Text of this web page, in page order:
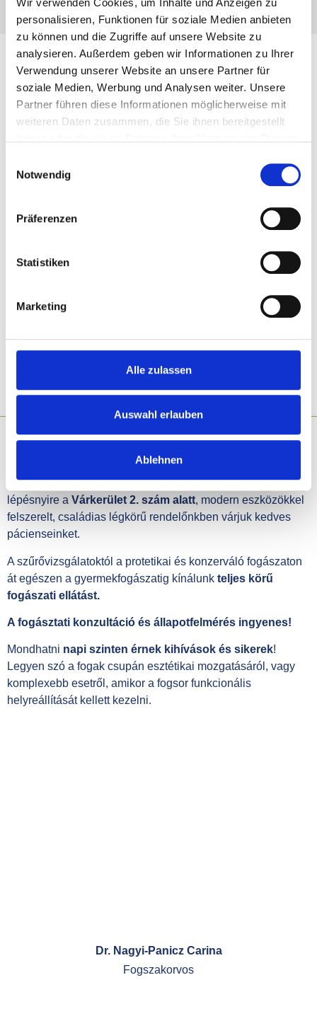
Wir verwenden Cookies, um Inhalte und Anzeigen zu
personalisieren, Funktionen für soziale Medien anbieten
zu können und die Zugriffe auf unsere Website zu
analysieren. Außerdem geben wir Informationen zu Ihrer
Verwendung unserer Website an unsere Partner für
soziale Medien, Werbung und Analysen weiter. Unsere
Partner führen diese Informationen möglicherweise mit
weiteren Daten zusammen, die Sie ihnen bereitgestellt
Notwendig
Präferenzen
Statistiken
Marketing
Alle zulassen
Auswahl erlauben
Ablehnen
Miért minket válasszon?
Ingyenes konzultáció
Fájdalommentes beavatkozások, stresszmentes
Ha becsületesen betartod az előírásainkat.
Fogorvosi rendelőnk 2004-ben alakult családi
vállalkozáskéntSopron szívében. A belvárostól pár
lépésnyire a Várkerület 2. szám alatt, modern eszközökkel
felszerelt, családias légkörű rendelőnkben várjuk kedves
pácienseinket.
A szűrővizsgálatoktól a protetikai és konzerváló fogászaton
át egészen a gyermekfogászatig kínálunk teljes körű
fogászati ellátást.
A fogásztati konzultáció és állapotfelmérés ingyenes!
Mondhatni napi szinten érnek kihívások és sikerek!
Legyen szó a fogak csupán esztétikai mozgatásáról, vagy
komplexebb esetről, amikor a fogsor funkcionális
helyreállítását kellett kezelni.
Dr. Nagyi-Panicz Carina
Fogszakorvos